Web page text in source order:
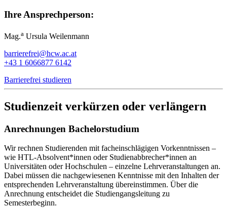
Ihre Ansprechperson:
Mag.a Ursula Weilenmann
barrierefrei@hcw.ac.at
+43 1 6066877 6142
Barrierefrei studieren
Studienzeit verkürzen oder verlängern
Anrechnungen Bachelorstudium
Wir rechnen Studierenden mit facheinschlägigen Vorkenntnissen –
wie HTL-Absolvent*innen oder Studienabbrecher*innen an
Universitäten oder Hochschulen – einzelne Lehrveranstaltungen an.
Dabei müssen die nachgewiesenen Kenntnisse mit den Inhalten der
entsprechenden Lehrveranstaltung übereinstimmen. Über die
Anrechnung entscheidet die Studiengangsleitung zu
Semesterbeginn.